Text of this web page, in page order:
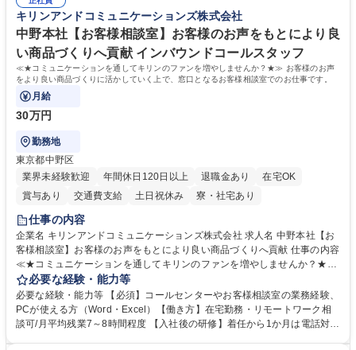
えて、お客様や社員の状況に合わせ、能動的なサポート、改善の動きも期
待され。組織を支えるスペシャリストとして、チームに貢献し、結果的に
社員から頼られる存在になることができます。平均19:30の退勤以降の業
務の持ち帰りも禁止されており、メリハリのある働き方となります。 学
歴・資格 学歴：大学院 大学 高専 短大 語学力： 資格：
キリンアンドコミュニケーションズ株式会社
中野本社【お客様相談室】お客様のお声をもとにより良
い商品づくりへ貢献 インバウンドコールスタッフ
≪★コミュニケーションを通してキリンのファンを増やしませんか？★≫ お客様のお声
をより良い商品づくりに活かしていく上で、窓口となるお客様相談室でのお仕事です。
月給
30万円
勤務地
東京都中野区
業界未経験歓迎
年間休日120日以上 退職金あり
在宅OK
賞与あり
交通費支給 土日祝休み 寮・社宅あり
仕事の内容
企業名 キリンアンドコミュニケーションズ株式会社 求人名 中野本社【お
客様相談室】お客様のお声をもとにより良い商品づくりへ貢献 仕事の内容
≪★コミュニケーションを通してキリンのファンを増やしませんか？★≫
お客様のお声をより良い商品づくりに活かしていく上で、窓口となるお客
様相談室でのお仕事です。 日々お客様からいただくキリングループへのご
意見を、企業活動に活かしています。お客様からの声に迅速かつ誠意をも
って対応、情報提供するとともにグループ内活動に反映しています。 【具
必要な経験・能力等
必要な経験・能力等 【必須】コールセンターやお客様相談室の業務経験、
PCが使える方（Word・Excel）【働き方】在宅勤務・リモートワーク相
談可/月平均残業7～8時間程度 【入社後の研修】着任から1か月は電話対応